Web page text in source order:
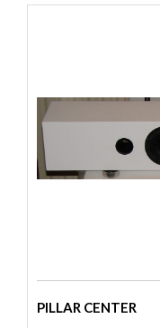
PILLAR CENTER